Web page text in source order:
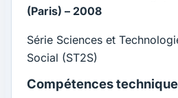
(Paris) – 2008
Série Sciences et
Social (ST2S)
Compétences